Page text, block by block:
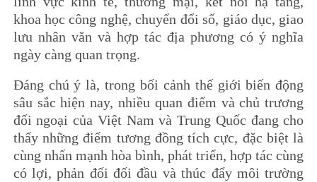
khoa học công nghệ, chuyển đổi số, giáo dục, giao
lưu nhân văn và hợp tác địa phương có ý nghĩa
ngày càng quan trọng.
Đáng chú ý là, trong bối cảnh thế giới biến động
sâu sắc hiện nay, nhiều quan điểm và chủ trương
đối ngoại của Việt Nam và Trung Quốc đang cho
thấy những điểm tương đồng tích cực, đặc biệt là
cùng nhấn mạnh hòa bình, phát triển, hợp tác cùng
có lợi, phản đối đối đầu và thúc đẩy môi trường